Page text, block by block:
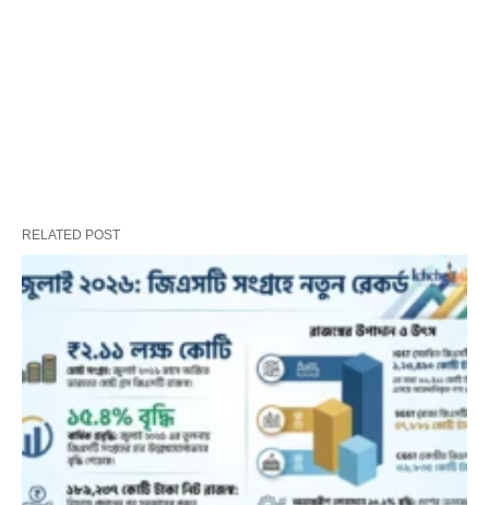
RELATED POST